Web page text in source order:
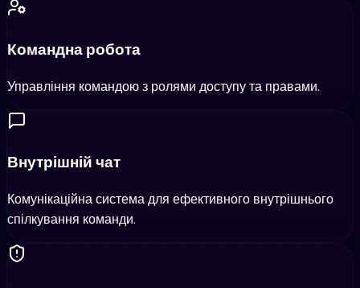
Командна робота
Управління командою з ролями доступу та правами.
Внутрішній чат
Комунікаційна система для ефективного внутрішнього
спілкування команди.